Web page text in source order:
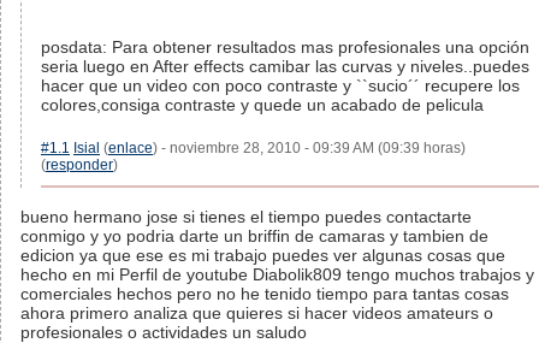
posdata: Para obtener resultados mas profesionales una opción
seria luego en After effects camibar las curvas y niveles..puedes
hacer que un video con poco contraste y ``sucio´´ recupere los
colores,consiga contraste y quede un acabado de pelicula
#1.1 Isial (enlace) - noviembre 28, 2010 - 09:39 AM (09:39 horas)
(responder)
bueno hermano jose si tienes el tiempo puedes contactarte
conmigo y yo podria darte un briffin de camaras y tambien de
edicion ya que ese es mi trabajo puedes ver algunas cosas que
hecho en mi Perfil de youtube Diabolik809 tengo muchos trabajos y
comerciales hechos pero no he tenido tiempo para tantas cosas
ahora primero analiza que quieres si hacer videos amateurs o
profesionales o actividades un saludo